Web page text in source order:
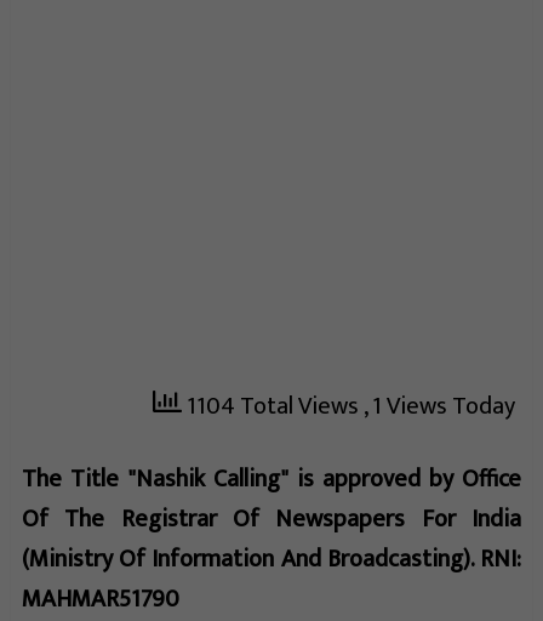
1104 Total Views, 1 Views Today
The Title "Nashik Calling" is approved by Office
Of The Registrar Of Newspapers For India
(Ministry Of Information And Broadcasting). RNI:
MAHMAR51790